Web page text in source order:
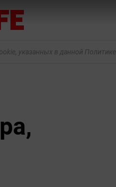
указанных в данной Политике.